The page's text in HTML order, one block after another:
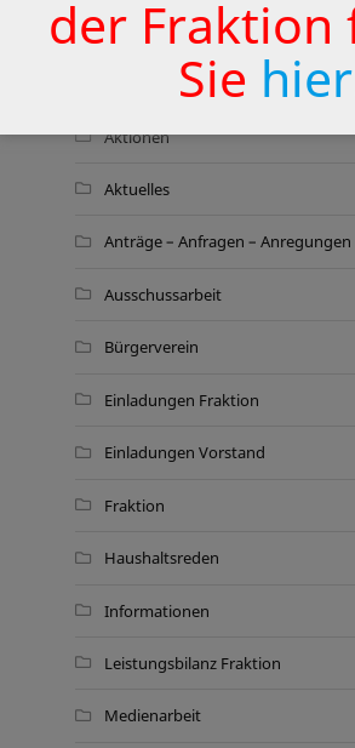
Aktionen
Aktuelles
Anträge – Anfragen – Anregungen
Ausschussarbeit
Bürgerverein
Einladungen Fraktion
Einladungen Vorstand
Fraktion
Haushaltsreden
Informationen
Leistungsbilanz Fraktion
Medienarbeit
der Fraktion
Sie hier